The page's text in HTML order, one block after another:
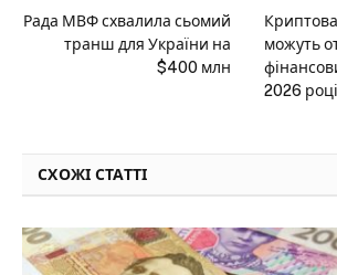
Рада МВФ схвалила сьомий
транш для України на
$400 млн
можуть
2026 році
СХОЖІ СТАТТІ